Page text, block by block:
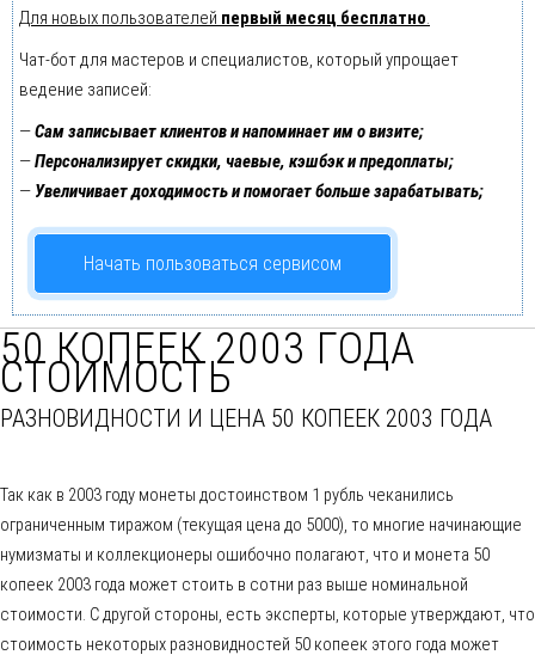
Для новых пользователей первый месяц бесплатно.
Чат-бот для мастеров и специалистов, который упрощает
ведение записей:
—Сам записывает клиентов и напоминает им о визите;
—Персонализирует скидки, чаевые, кэшбэк и предоплаты;
— Увеличивает доходимость и помогает больше зарабатывать;
Начать пользоваться сервисом
50 КОПЕЕК 2003 ГОДА
СТОИМОСТЬ
РАЗНОВИДНОСТИ И ЦЕНА 50 КОПЕЕК 2003 ГОДА
Так как в 2003 году монеты достоинством 1 рубль чеканились
ограниченным тиражом (текущая цена до 5000), то многие начинающие
нумизматы и коллекционеры ошибочно полагают, что и монета 50
копеек 2003 года может стоить в сотни раз выше номинальной
стоимости. С другой стороны, есть эксперты, которые утверждают, что
стоимость некоторых разновидностей 50 копеек этого года может